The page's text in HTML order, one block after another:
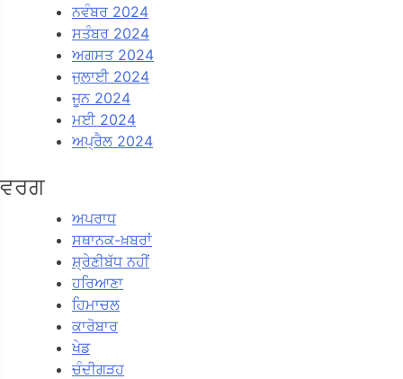
ਨਵੰਬਰ 2024
ਸਤੰਬਰ 2024
ਅਗਸਤ 2024
ਜੁਲਾਈ 2024
ਜੂਨ 2024
ਮਈ 2024
ਅਪ੍ਰੈਲ 2024
ਵਰਗ
ਅਪਰਾਧ
ਸਥਾਨਕ-ਖ਼ਬਰਾਂ
ਸ਼੍ਰੇਣੀਬੱਧ ਨਹੀਂ
ਹਰਿਆਣਾ
ਹਿਮਾਚਲ
ਕਾਰੋਬਾਰ
ਖੇਡ
ਚੰਦੀਗੜਹ